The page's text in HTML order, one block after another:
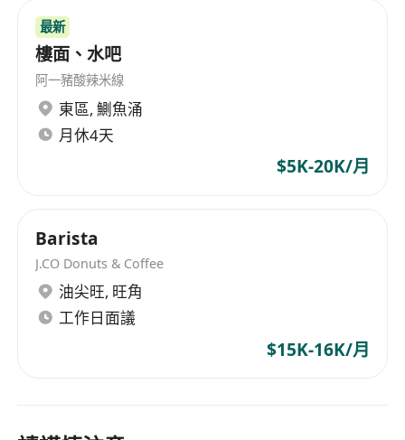
最新
樓面、水吧
阿一豬酸辣米線
東區, 鰂魚涌
月休4天
$5K-20K/月
Barista
J.CO Donuts & Coffee
油尖旺, 旺角
工作日面議
$15K-16K/月